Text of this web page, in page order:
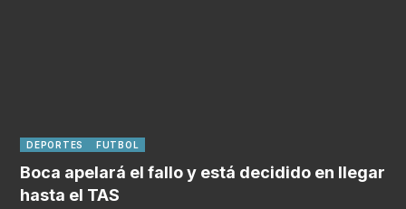
DEPORTES FUTBOL
Boca apelará el fallo y está decidido en llegar
hasta el TAS